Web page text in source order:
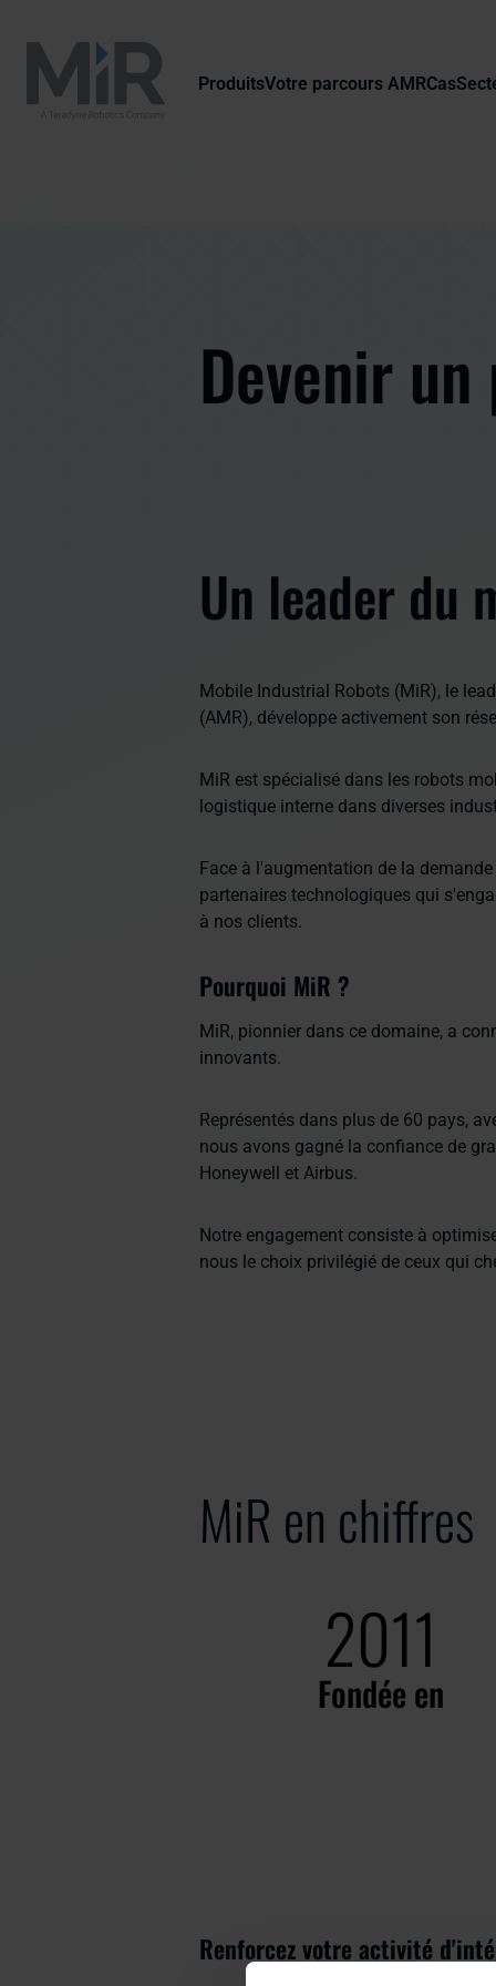
ProduitsVotre parcours AMRCas
Devenir
Un leader du
Mobile Industrial Robots (MiR), le
(AMR), développe activement son
MiR est spécialisé dans les robots
logistique interne dans diverses
Face à l'augmentation de la
partenaires technologiques qui
à nos clients.
Pourquoi MiR ?
MiR, pionnier dans ce domaine, a
innovants.
Représentés dans plus de 60 pays,
nous avons gagné la confiance de
Honeywell et Airbus.
Notre engagement consiste à
nous le choix privilégié de ceux qui
MiR en chiffres
2011
Fondée en
Renforcez votre activité